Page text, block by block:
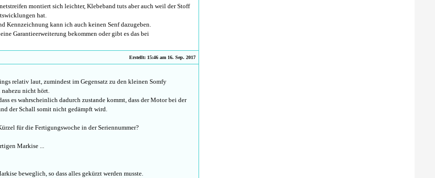
montiert sich leichter, Klebeband tuts aber auch weil der Stoff
hat.
Kennzeichnung kann ich auch keinen Senf dazugeben.
Garantieerweiterung bekommen oder gibt es das bei
Erstellt: 15:46 am 16. Sep. 2017
relativ laut, zumindest im Gegensatz zu den kleinen Somfy
nahezu nicht hört.
es wahrscheinlich dadurch zustande kommt, dass der Motor bei der
der Schall somit nicht gedämpft wird.
für die Fertigungswoche in der Seriennummer?
Markise ...
beweglich, so dass alles gekürzt werden musste.